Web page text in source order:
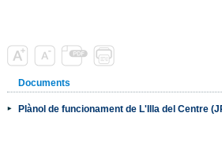
Documents
Plànol de funcionament de L'Illa del Centre